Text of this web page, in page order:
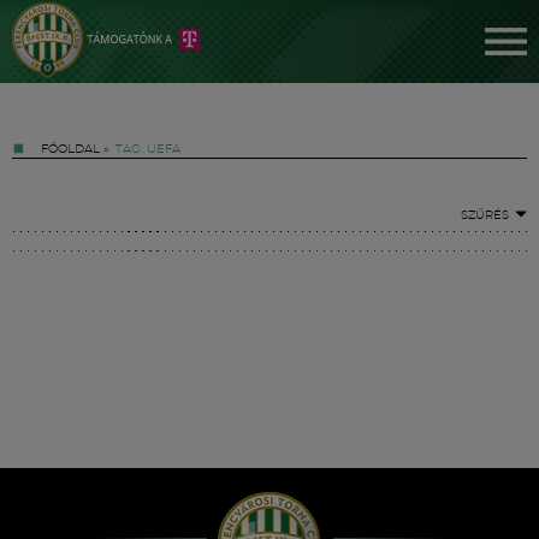
FŐOLDAL » TAG: UEFA
SZŰRÉS
Hírek